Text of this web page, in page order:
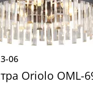
06
Oriolo OML-